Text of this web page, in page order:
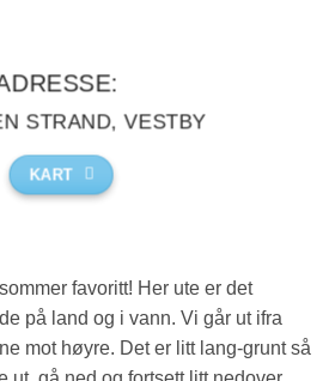
STRAND, VESTBY
KART
favoritt! Her ute er det
på land og i vann. Vi går ut ifra
mot høyre. Det er litt lang-grunt så